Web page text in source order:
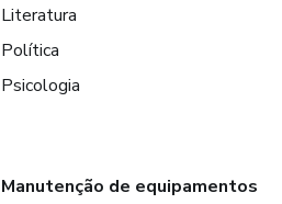
Literatura
Política
Psicologia
Manutenção de equipamentos